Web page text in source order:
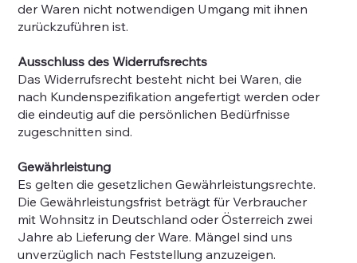
der Waren nicht notwendigen Umgang mit ihnen
zurückzuführen ist.
Ausschluss des Widerrufsrechts
Das Widerrufsrecht besteht nicht bei Waren, die
nach Kundenspezifikation angefertigt werden oder
die eindeutig auf die persönlichen Bedürfnisse
zugeschnitten sind.
Gewährleistung
Es gelten die gesetzlichen Gewährleistungsrechte.
Die Gewährleistungsfrist beträgt für Verbraucher
mit Wohnsitz in Deutschland oder Österreich zwei
Jahre ab Lieferung der Ware. Mängel sind uns
unverzüglich nach Feststellung anzuzeigen.